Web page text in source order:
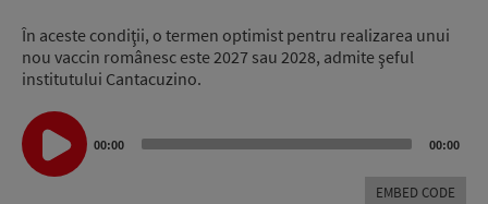
În aceste condiţii, o termen optimist pentru realizarea unui
nou vaccin românesc este 2027 sau 2028, admite şeful
institutului Cantacuzino.
Audio
Player
00:00 00:00
EMBED CODE